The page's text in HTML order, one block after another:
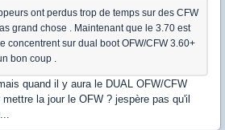
ont perdus trop de temps sur des CFW
grand chose . Maintenant que le 3.70 est
concentrent sur dual boot OFW/CFW 3.60+
bon coup .
quand il y aura le DUAL OFW/CFW
la jour le OFW ? jespère pas qu'il